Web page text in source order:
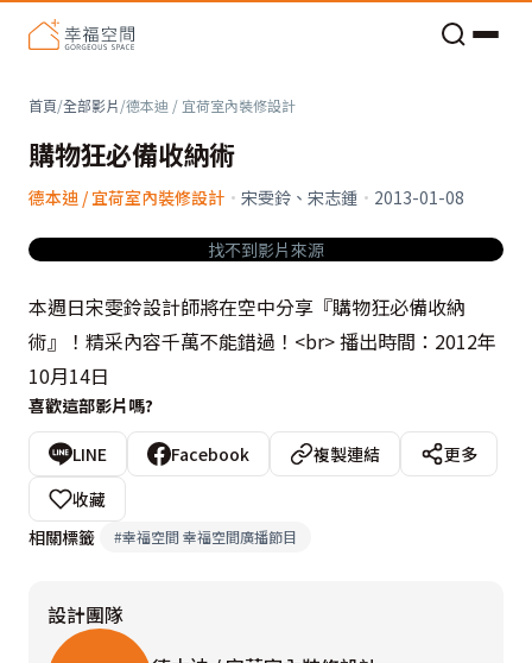
首頁/全部影片/德本迪 / 宜荷室內裝修設計
購物狂必備收納術
德本迪 / 宜荷室內裝修設計 · 宋雯鈴、宋志鍾 · 2013-01-08
找不到影片來源
本週日宋雯鈴設計師將在空中分享『購物狂必備收納
術』！精采內容千萬不能錯過！<br> 播出時間：2012年
10月14日
喜歡這部影片嗎?
LINE Facebook 複製連結
更多
收藏
相關標籤
#幸福空間 幸福空間廣播節目
設計團隊